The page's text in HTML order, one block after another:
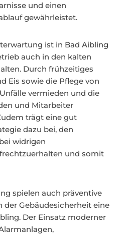
und einen
gewährleistet.
ist in Bad Aibling
auch in den kalten
Durch frühzeitiges
Eis sowie die Pflege von
vermieden und die
und Mitarbeiter
trägt eine gut
dazu bei, den
widrigen
und somit
spielen auch präventive
der Gebäudesicherheit eine
Der Einsatz moderner